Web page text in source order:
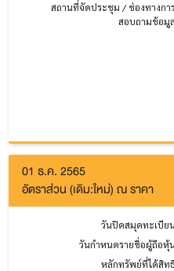
สถานที่จัดประชุม / ช่องทางกา
สอบถามข้อมูล
01 ธ.ค. 2565
อัตราส่วน (เดิม:ใหม่) ณ ราคา
วันปิดสมุดทะเบีย
วันกำหนดรายชื่อผู้ถือหุ้
หลักทรัพย์ที่ได้สิท